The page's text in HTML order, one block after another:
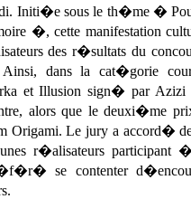
Initi�e sous le th�me �
�, cette manifestation
des r�sultats du
dans la cat�gorie
et Illusion sign� par
alors que le deuxi�me
Origami. Le jury a accord�
r�alisateurs participant
se contenter